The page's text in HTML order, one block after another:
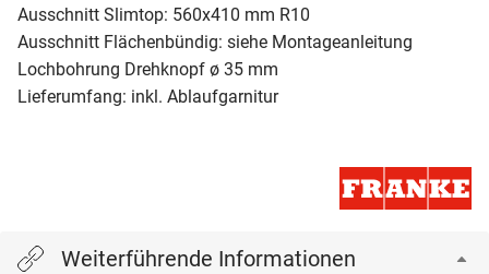
Ausschnitt Slimtop: 560x410 mm R10
Ausschnitt Flächenbündig: siehe Montageanleitung
Lochbohrung Drehknopf ø 35 mm
Lieferumfang: inkl. Ablaufgarnitur
Weiterführende Informationen